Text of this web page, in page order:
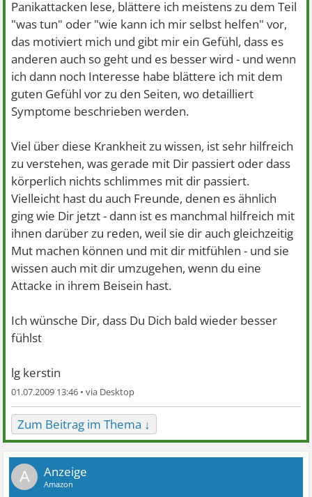
Panikattacken lese, blättere ich meistens zu dem Teil
"was tun" oder "wie kann ich mir selbst helfen" vor,
das motiviert mich und gibt mir ein Gefühl, dass es
anderen auch so geht und es besser wird - und wenn
ich dann noch Interesse habe blättere ich mit dem
guten Gefühl vor zu den Seiten, wo detailliert
Symptome beschrieben werden.
Viel über diese Krankheit zu wissen, ist sehr hilfreich
zu verstehen, was gerade mit Dir passiert oder dass
körperlich nichts schlimmes mit dir passiert.
Vielleicht hast du auch Freunde, denen es ähnlich
ging wie Dir jetzt - dann ist es manchmal hilfreich mit
ihnen darüber zu reden, weil sie dir auch gleichzeitig
Mut machen können und mit dir mitfühlen - und sie
wissen auch mit dir umzugehen, wenn du eine
Attacke in ihrem Beisein hast.
Ich wünsche Dir, dass Du Dich bald wieder besser
fühlst
lg kerstin
01.07.2009 13:46 •
Zum Beitrag im Thema ↓
A